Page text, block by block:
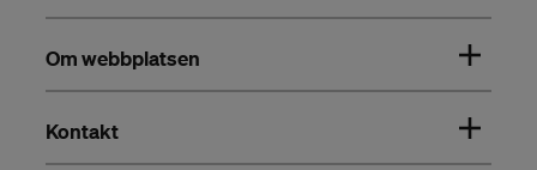
Om webbplatsen
Kontakt